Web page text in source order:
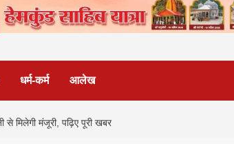
धर्म-कर्म आलेख
मिलेगी मंजूरी, पढ़िए पूरी खबर